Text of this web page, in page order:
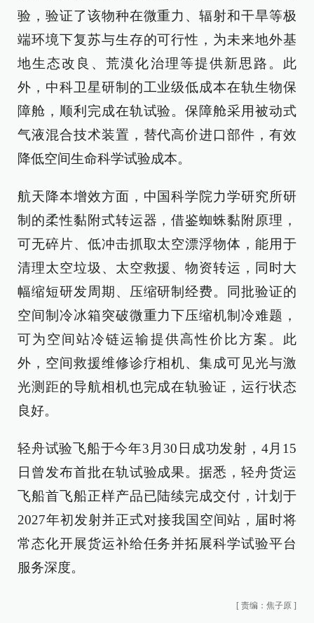
验，验证了该物种在微重力、辐射和干旱等极
端环境下复苏与生存的可行性，为未来地外基
地生态改良、荒漠化治理等提供新思路。此
外，中科卫星研制的工业级低成本在轨生物保
障舱，顺利完成在轨试验。保障舱采用被动式
气液混合技术装置，替代高价进口部件，有效
降低空间生命科学试验成本。
航天降本增效方面，中国科学院力学研究所研
制的柔性黏附式转运器，借鉴蜘蛛黏附原理，
可无碎片、低冲击抓取太空漂浮物体，能用于
清理太空垃圾、太空救援、物资转运，同时大
幅缩短研发周期、压缩研制经费。同批验证的
空间制冷冰箱突破微重力下压缩机制冷难题，
可为空间站冷链运输提供高性价比方案。此
外，空间救援维修诊疗相机、集成可见光与激
光测距的导航相机也完成在轨验证，运行状态
良好。
轻舟试验飞船于今年3月30日成功发射，4月15
日曾发布首批在轨试验成果。据悉，轻舟货运
飞船首飞船正样产品已陆续完成交付，计划于
2027年初发射并正式对接我国空间站，届时将
常态化开展货运补给任务并拓展科学试验平台
服务深度。
[ 责编：焦子原 ]